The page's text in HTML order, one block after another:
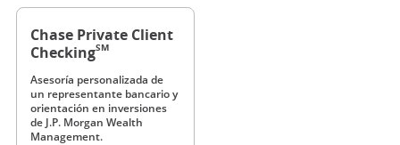
Chase Private Client
CheckingSM
Asesoría personalizada de
un representante bancario y
orientación en inversiones
de J.P. Morgan Wealth
Management.